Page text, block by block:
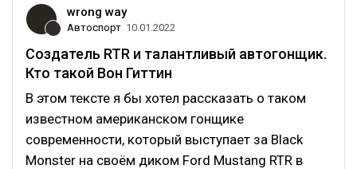
wrong way
Автоспорт 10.01.2022
Создатель RTR и талантливый автогонщик.
Кто такой Вон Гиттин
В этом тексте я бы хотел рассказать о таком
известном американском гонщике
современности, который выступает за Black
Monster на своём диком Ford Mustang RTR в